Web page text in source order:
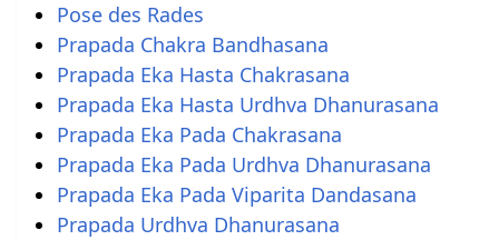
Pose des Rades
Prapada Chakra Bandhasana
Prapada Eka Hasta Chakrasana
Prapada Eka Hasta Urdhva Dhanurasana
Prapada Eka Pada Chakrasana
Prapada Eka Pada Urdhva Dhanurasana
Prapada Eka Pada Viparita Dandasana
Prapada Urdhva Dhanurasana